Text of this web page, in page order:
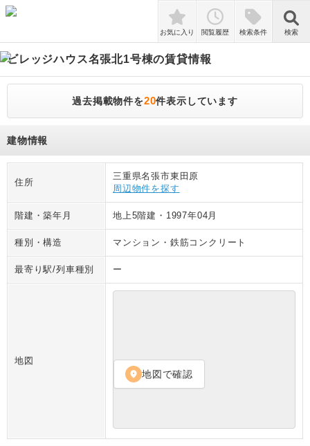
検索
お気に入り 閲覧履歴 検索条件 検索
ビレッジハウス名張北1号棟の賃貸情報
過去掲載物件を20件表示しています
建物情報
住所
三重県名張市東田原
周辺物件を探す
階建・築年月 地上5階建 ・ 1997年04月
種別・構造 マンション ・ 鉄筋コンクリート
最寄り駅/列車種別 ー
地図
location_on 地図で確認